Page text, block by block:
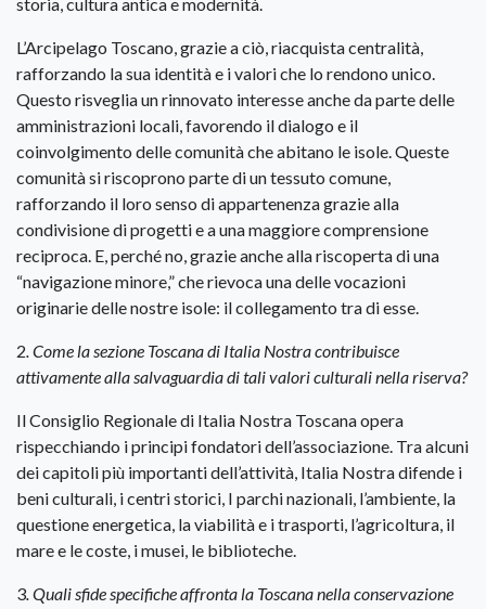
L’Arcipelago Toscano, grazie a ciò, riacquista centralità,
rafforzando la sua identità e i valori che lo rendono unico.
Questo risveglia un rinnovato interesse anche da parte delle
amministrazioni locali, favorendo il dialogo e il
coinvolgimento delle comunità che abitano le isole. Queste
comunità si riscoprono parte di un tessuto comune,
rafforzando il loro senso di appartenenza grazie alla
condivisione di progetti e a una maggiore comprensione
reciproca. E, perché no, grazie anche alla riscoperta di una
“navigazione minore,” che rievoca una delle vocazioni
originarie delle nostre isole: il collegamento tra di esse.
2 . Come la sezione Toscana di Italia Nostra contribuisce
attivamente alla salvaguardia di tali valori culturali nella riserva?
Il Consiglio Regionale di Italia Nostra Toscana opera
rispecchiando i principi fondatori dell’associazione. Tra alcuni
dei capitoli più importanti dell’attività, Italia Nostra difende i
beni culturali, i centri storici, I parchi nazionali, l’ambiente, la
questione energetica, la viabilità e i trasporti, l’agricoltura, il
mare e le coste, i musei, le biblioteche.
3 . Quali sfide specifiche affronta la Toscana nella conservazione